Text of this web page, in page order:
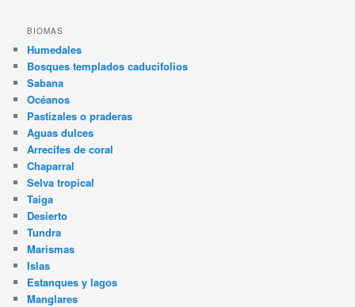
BIOMAS
Humedales
Bosques templados caducifolios
Sabana
Océanos
Pastizales o praderas
Aguas dulces
Arrecifes de coral
Chaparral
Selva tropical
Taiga
Desierto
Tundra
Marismas
Islas
Estanques y lagos
Manglares